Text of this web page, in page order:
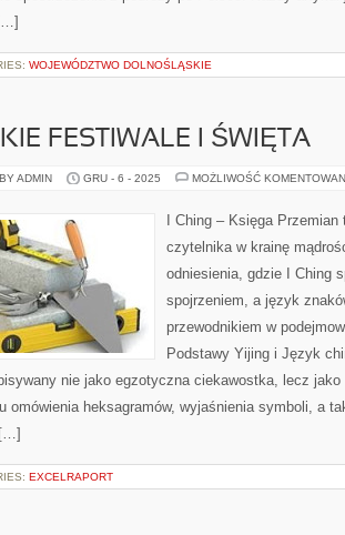
WOJEWÓDZTWO DOLNOŚLĄSKIE
FESTIWALE I ŚWIĘTA
ADMIN GRU - 6 - 2025 MOŻLIWOŚĆ
I Ching – Księga
czytelnika w krainę
odniesienia, gdzie I Ching
spojrzeniem, a język
przewodnikiem w
Podstawy Yijing i Język
nie jako egzotyczna ciekawostka, lecz
omówienia heksagramów, wyjaśnienia symboli, a
EXCELRAPORT